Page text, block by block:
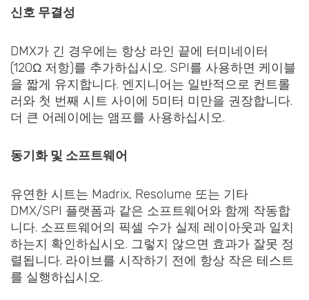
신호 무결성
DMX가 긴 경우에는 항상 라인 끝에 터미네이터
(120Ω 저항)를 추가하십시오. SPI를 사용하면 케이블
을 짧게 유지합니다. 엔지니어는 일반적으로 컨트롤
러와 첫 번째 시트 사이에 5미터 미만을 권장합니다.
더 큰 어레이에는 앰프를 사용하십시오.
동기화 및 소프트웨어
유연한 시트는 Madrix, Resolume 또는 기타
DMX/SPI 플랫폼과 같은 소프트웨어와 함께 작동합
니다. 소프트웨어의 픽셀 수가 실제 레이아웃과 일치
하는지 확인하십시오. 그렇지 않으면 효과가 잘못 정
렬됩니다. 라이브를 시작하기 전에 항상 작은 테스트
를 실행하십시오.